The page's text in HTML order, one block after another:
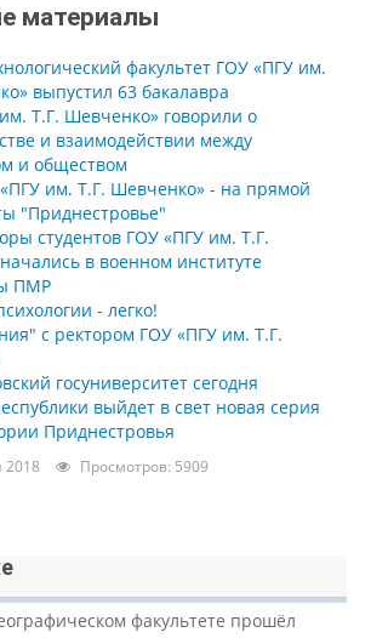
материалы
факультет ГОУ «ПГУ им.
выпустил 63 бакалавра
Т.Г. Шевченко» говорили о
и взаимодействии между
и обществом
им. Т.Г. Шевченко» - на прямой
"Приднестровье"
студентов ГОУ «ПГУ им. Т.Г.
в военном институте
ПМР
- легко!
с ректором ГОУ «ПГУ им. Т.Г.
госуниверситет сегодня
выйдет в свет новая серия
Приднестровья
2018 Просмотров: 5909
факультете прошёл